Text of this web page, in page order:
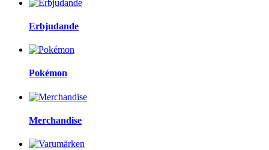
Erbjudande
Pokémon
Merchandise